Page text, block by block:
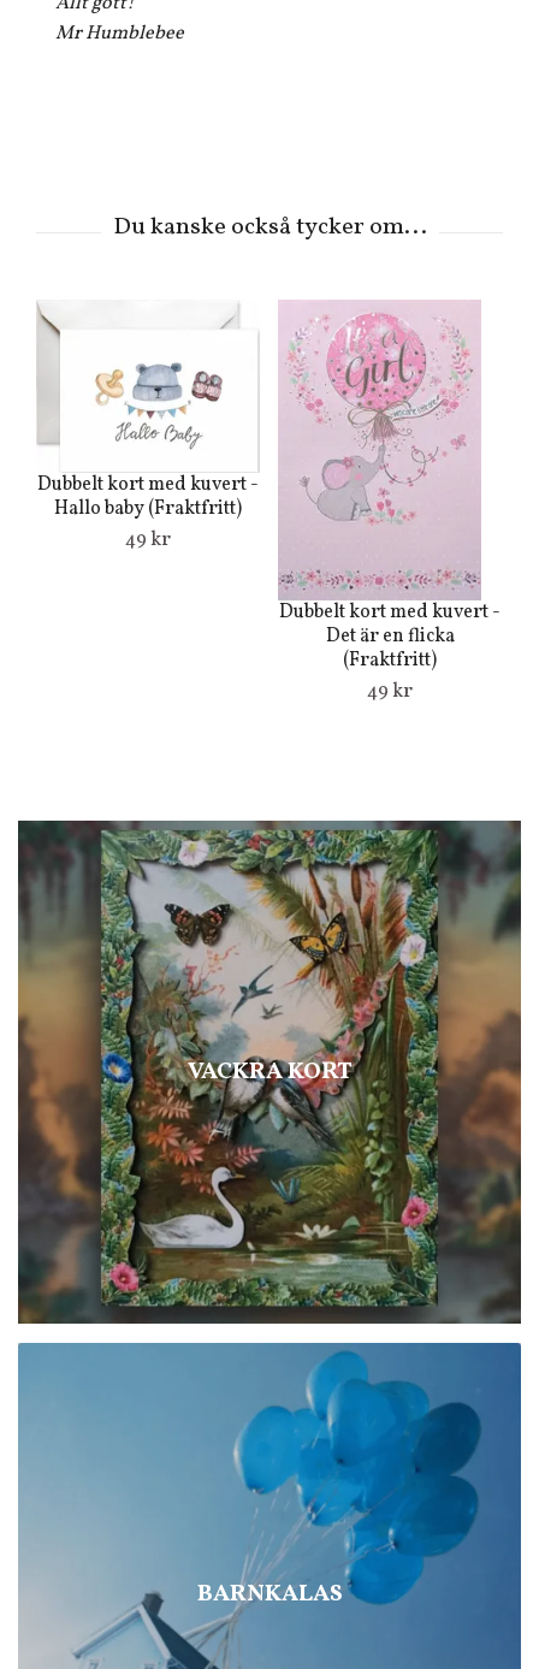
VACKRA KORT
BARNKALAS
Mr Humblebee
Dubbelt kort med kuvert -
Hallo baby (Fraktfritt)
49 kr
Dubbelt kort med kuvert -
Det är en flicka
(Fraktfritt)
49 kr